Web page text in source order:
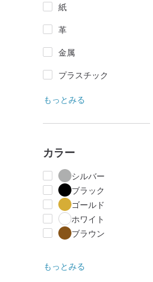
紙
革
金属
プラスチック
もっとみる
カラー
シルバー
ブラック
ゴールド
ホワイト
ブラウン
もっとみる